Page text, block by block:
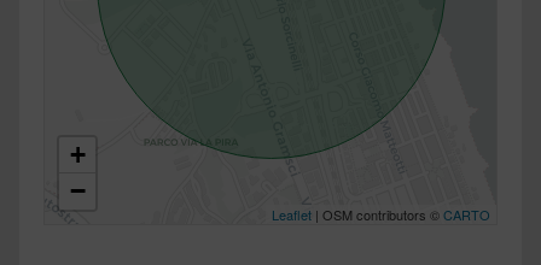
+
−
Leaflet | OSM contributors ©CARTO